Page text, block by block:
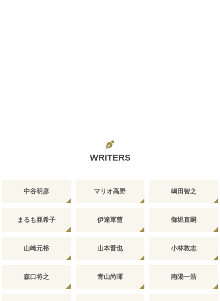
WRITERS
中谷明彦 マリオ高野 嶋田智之
まるも亜希子 伊達軍曹 御堀直嗣
山崎元裕 山本晋也 小林敦志
森口将之 青山尚暉 南陽一浩